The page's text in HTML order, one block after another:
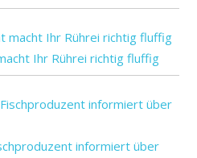
Ihr Rührei richtig fluffig
informiert über